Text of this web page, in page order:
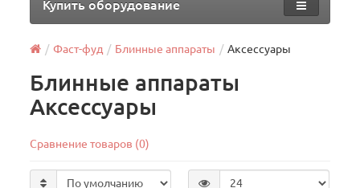
Купить оборудование
Фаст-фуд Блинные аппараты Аксессуары
Блинные аппараты
Аксессуары
Сравнение товаров (0)